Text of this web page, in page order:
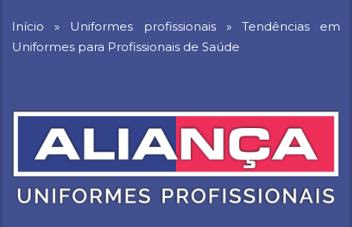
Início » Uniformes profissionais» Tendências em
Uniformes para Profissionais de Saúde